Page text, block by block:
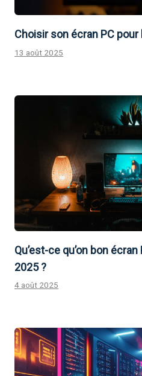
Choisir son écran PC pour
13 août 2025
Qu’est-ce qu’on bon
2025 ?
4 août 2025